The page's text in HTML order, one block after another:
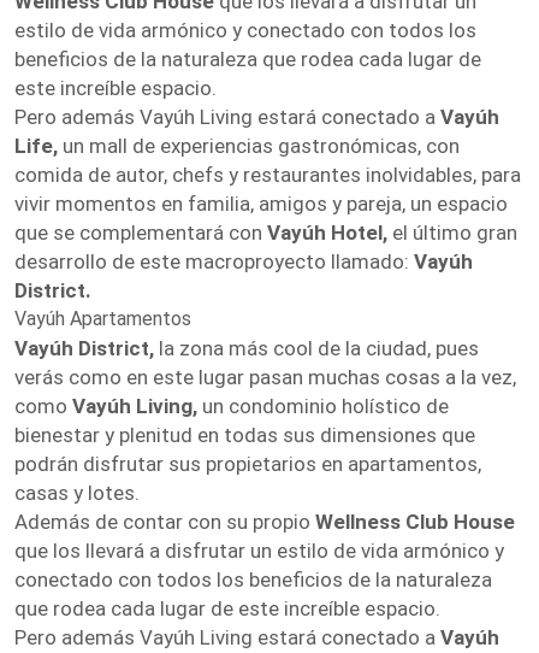
estilo de vida armónico y conectado con todos los
beneficios de la naturaleza que rodea cada lugar de
este increíble espacio.
Pero además Vayúh Living estará conectado a Vayúh
Life, un mall de experiencias gastronómicas, con
comida de autor, chefs y restaurantes inolvidables, para
vivir momentos en familia, amigos y pareja, un espacio
que se complementará con Vayúh Hotel, el último gran
desarrollo de este macroproyecto llamado: Vayúh
District.
Vayúh Apartamentos
Vayúh District, la zona más cool de la ciudad, pues
verás como en este lugar pasan muchas cosas a la vez,
como Vayúh Living, un condominio holístico de
bienestar y plenitud en todas sus dimensiones que
podrán disfrutar sus propietarios en apartamentos,
casas y lotes.
Además de contar con su propio Wellness Club House
que los llevará a disfrutar un estilo de vida armónico y
conectado con todos los beneficios de la naturaleza
que rodea cada lugar de este increíble espacio.
Pero además Vayúh Living estará conectado a Vayúh